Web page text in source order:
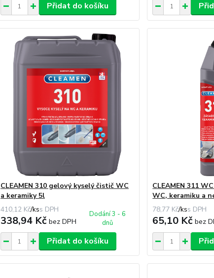
Přidat do košíku
CLEAMEN 310 gelový kyselý čistič WC
a keramiky 5l
410,12 Kč/ks
338,94 Kč bez DPH
Dodání 3 - 6
dnů
Přidat do košíku
CLEAMEN 311
WC, keramiku a
78,77 Kč/ks
65,10 Kčbez